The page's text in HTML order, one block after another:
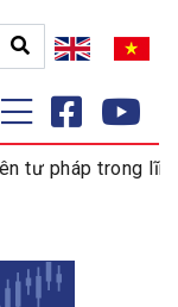
trong lĩnh vực